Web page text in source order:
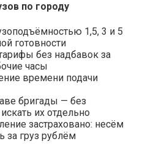
по городу
1,5, 3 и 5
готовности
без надбавок за
часы
времени подачи
бригады — без
их отдельно
застраховано: несём
за груз рублём